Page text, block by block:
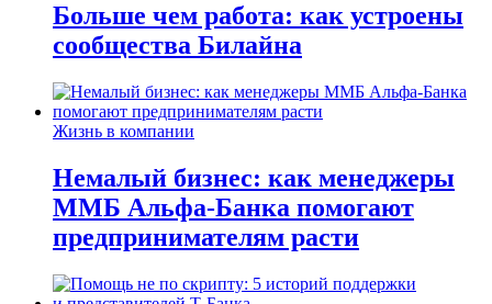
Больше чем работа: как устроены
сообщества Билайна
Жизнь в компании
Немалый бизнес: как менеджеры
ММБ Альфа-Банка помогают
предпринимателям расти